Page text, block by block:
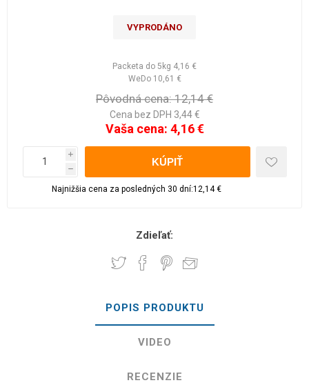
VYPRODÁNO
Packeta do 5kg 4,16 €
WeDo 10,61 €
Pôvodná cena: 12,14 €
Cena bez DPH 3,44 €
Vaša cena: 4,16 €
i
h
Najnižšia cena za posledných 30 dní:12,14 €
Zdieľať:
POPIS PRODUKTU
VIDEO
RECENZIE